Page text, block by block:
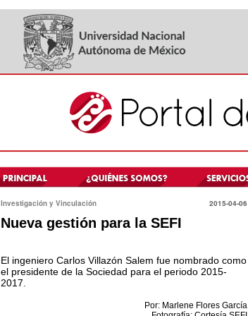
Investigación y Vinculación 2015-04-06
Nueva gestión para la SEFI
El ingeniero Carlos Villazón Salem fue nombrado como
el presidente de la Sociedad para el periodo 2015-
2017.
Por: Marlene Flores García